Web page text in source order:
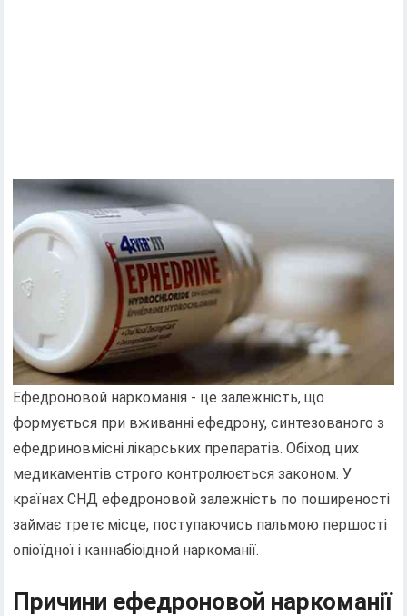
Ефедроновой наркоманія - це залежність, що
формується при вживанні ефедрону, синтезованого з
ефедриновмісні лікарських препаратів. Обіход цих
медикаментів строго контролюється законом. У
країнах СНД ефедроновой залежність по поширеності
займає третє місце, поступаючись пальмою першості
опіоїдної і каннабіоідной наркоманії.
Причини ефедроновой наркоманії